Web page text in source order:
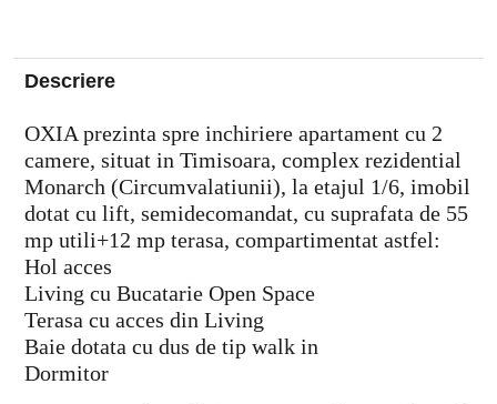
Descriere
OXIA prezinta spre inchiriere apartament cu 2
camere, situat in Timisoara, complex rezidential
Monarch (Circumvalatiunii), la etajul 1/6, imobil
dotat cu lift, semidecomandat, cu suprafata de 55
mp utili+12 mp terasa, compartimentat astfel:
Hol acces
Living cu Bucatarie Open Space
Terasa cu acces din Living
Baie dotata cu dus de tip walk in
Dormitor